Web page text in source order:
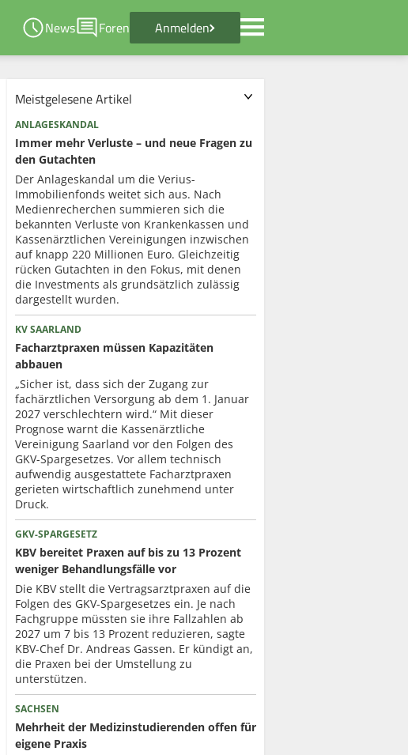
News Foren Anmelden
Meistgelesene Artikel
ANLAGESKANDAL
Immer mehr Verluste – und neue Fragen zu
den Gutachten
Der Anlageskandal um die Verius-
Immobilienfonds weitet sich aus. Nach
Medienrecherchen summieren sich die
bekannten Verluste von Krankenkassen und
Kassenärztlichen Vereinigungen inzwischen
auf knapp 220 Millionen Euro. Gleichzeitig
rücken Gutachten in den Fokus, mit denen
die Investments als grundsätzlich zulässig
dargestellt wurden.
KV SAARLAND
Facharztpraxen müssen Kapazitäten
abbauen
„Sicher ist, dass sich der Zugang zur
fachärztlichen Versorgung ab dem 1. Januar
2027 verschlechtern wird.“ Mit dieser
Prognose warnt die Kassenärztliche
Vereinigung Saarland vor den Folgen des
GKV-Spargesetzes. Vor allem technisch
aufwendig ausgestattete Facharztpraxen
gerieten wirtschaftlich zunehmend unter
Druck.
GKV-SPARGESETZ
KBV bereitet Praxen auf bis zu 13 Prozent
weniger Behandlungsfälle vor
Die KBV stellt die Vertragsarztpraxen auf die
Folgen des GKV-Spargesetzes ein. Je nach
Fachgruppe müssten sie ihre Fallzahlen ab
2027 um 7 bis 13 Prozent reduzieren, sagte
KBV-Chef Dr. Andreas Gassen. Er kündigt an,
die Praxen bei der Umstellung zu
unterstützen.
SACHSEN
Mehrheit der Medizinstudierenden offen für
eigene Praxis